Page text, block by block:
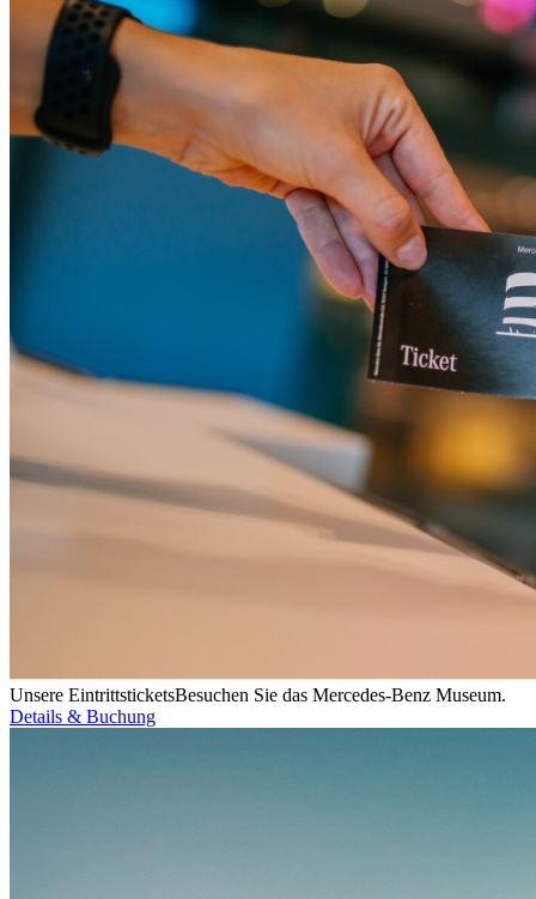
Unsere EintrittsticketsBesuchen Sie das Mercedes-Benz Museum.
Details & Buchung